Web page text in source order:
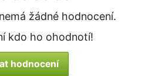
žádné hodnocení.
kdo ho ohodnotí!
hodnocení